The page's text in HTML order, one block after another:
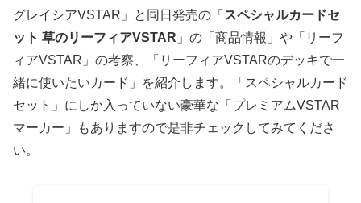
グレイシアVSTAR」と同日発売の「 スペシャルカードセ
ット 草のリーフィアVSTAR 」の「商品情報」や「リーフ
ィアVSTAR」の考察、「リーフィアVSTARのデッキで一
緒に使いたいカード」を紹介します。「スペシャルカード
セット」にしか入っていない豪華な「プレミアムVSTAR
マーカー」もありますので是非チェックしてみてくださ
い。